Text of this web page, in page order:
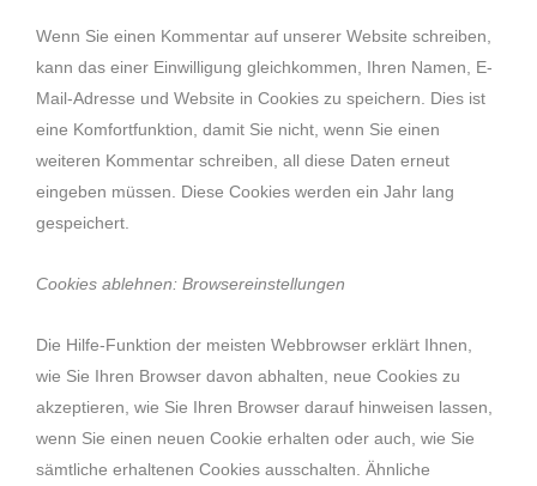
Wenn Sie einen Kommentar auf unserer Website schreiben,
kann das einer Einwilligung gleichkommen, Ihren Namen, E-
Mail-Adresse und Website in Cookies zu speichern. Dies ist
eine Komfortfunktion, damit Sie nicht, wenn Sie einen
weiteren Kommentar schreiben, all diese Daten erneut
eingeben müssen. Diese Cookies werden ein Jahr lang
gespeichert.
Cookies ablehnen: Browsereinstellungen
Die Hilfe-Funktion der meisten Webbrowser erklärt Ihnen,
wie Sie Ihren Browser davon abhalten, neue Cookies zu
akzeptieren, wie Sie Ihren Browser darauf hinweisen lassen,
wenn Sie einen neuen Cookie erhalten oder auch, wie Sie
sämtliche erhaltenen Cookies ausschalten. Ähnliche